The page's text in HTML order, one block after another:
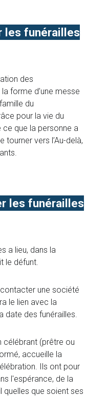
les funérailles
des
forme d’une messe
du
pour la vie du
que la personne a
vers l’Au-delà,
les funérailles
a lieu, dans la
le défunt.
une société
le lien avec la
date des funérailles.
célébrant (prêtre ou
accueille la
Ils ont pour
l'espérance, de la
quelles que soient ses